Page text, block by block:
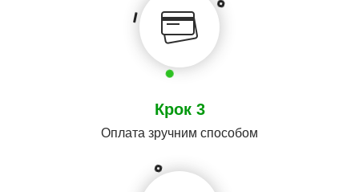
Крок 3
Оплата зручним способом